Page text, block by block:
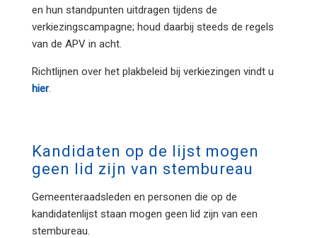
en hun standpunten uitdragen tijdens de
verkiezingscampagne; houd daarbij steeds de regels
van de APV in acht.
Richtlijnen over het plakbeleid bij verkiezingen vindt u
hier.
Kandidaten op de lijst mogen
geen lid zijn van stembureau
Gemeenteraadsleden en personen die op de
kandidatenlijst staan mogen geen lid zijn van een
stembureau.